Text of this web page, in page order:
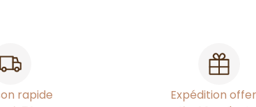
rapide
Expédition